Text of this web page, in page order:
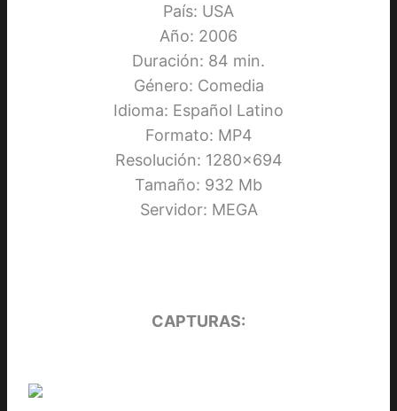
País: USA
Año: 2006
Duración: 84 min.
Género: Comedia
Idioma: Español Latino
Formato: MP4
Resolución: 1280×694
Tamaño: 932 Mb
Servidor: MEGA
CAPTURAS: